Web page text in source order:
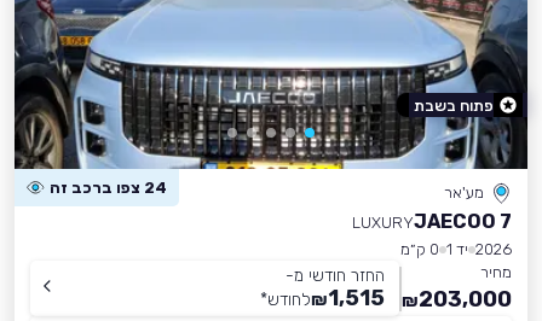
מע'אר 24 צפו ברכב זה
JAECOO 7
LUXURY
2026 יד 1
0 ק״מ
מחיר
203,000
₪
החזר חודשי מ-
1,515
₪לחודש*
פתוח בשבת